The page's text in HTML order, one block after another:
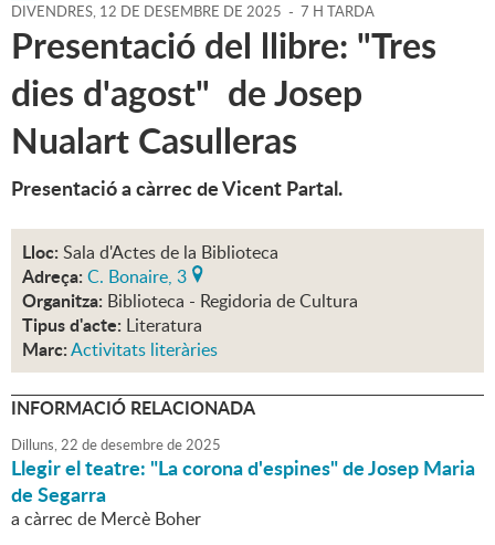
DIVENDRES, 12 DE DESEMBRE DE 2025 - 7 H TARDA
Presentació del llibre: "Tres
dies d'agost" de Josep
Nualart Casulleras
Presentació a càrrec de Vicent Partal.
Lloc: Sala d'Actes de la Biblioteca
Adreça: C. Bonaire, 3
Organitza: Biblioteca - Regidoria de Cultura
Tipus d'acte: Literatura
Marc:Activitats literàries
INFORMACIÓ RELACIONADA
Dilluns,22 dedesembrede2025
Llegir el teatre: "La corona d'espines" de Josep Maria
de Segarra
a càrrec de Mercè Boher